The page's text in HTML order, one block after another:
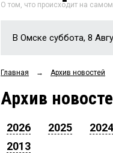
О том, что происходит на
В Омске суббота, 8
Главная → Архив новостей
Архив
2026 2025 2024
2013